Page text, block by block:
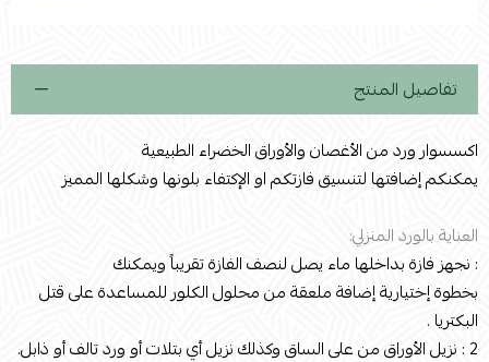
تفاصيل المنتج
اكسسوار ورد من الأغصان والأوراق الخضراء الطبيعية
يمكنكم إضافتها لتنسيق فازتكم او الإكتفاء بلونها وشكلها المميز
العناية بالورد المنزلي:
: نجهز فازة بداخلها ماء يصل لنصف الفازة تقريباً ويمكنك
بخطوة إختيارية إضافة ملعقة من محلول الكلور للمساعدة على قتل
البكتريا .
2 : نزيل الأوراق من على الساق وكذلك نزيل أي بتلات أو ورد تالف أو ذابل.